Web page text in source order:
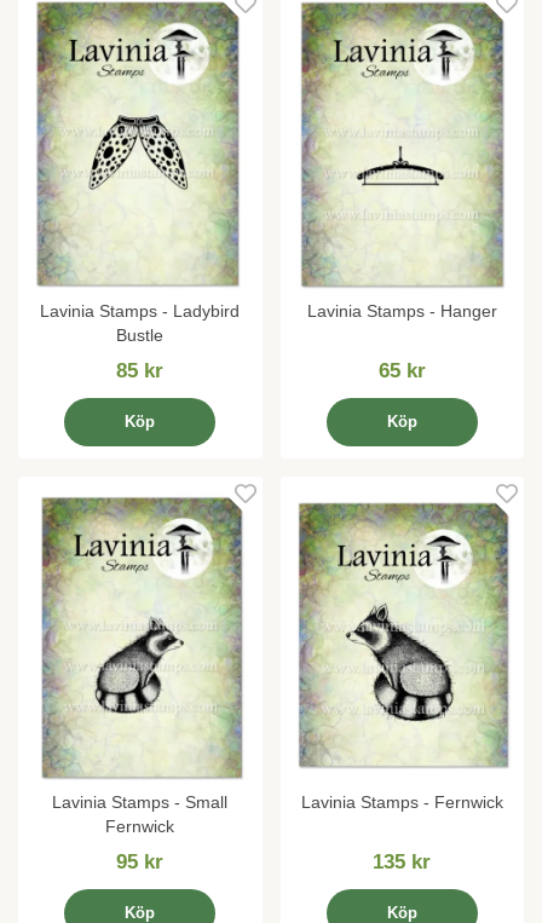
Lavinia Stamps - Ladybird
Bustle
85 kr
Köp
Lavinia Stamps - Hanger
65 kr
Köp
Lavinia Stamps - Small
Fernwick
95 kr
Köp
Lavinia Stamps - Fernwick
135 kr
Köp